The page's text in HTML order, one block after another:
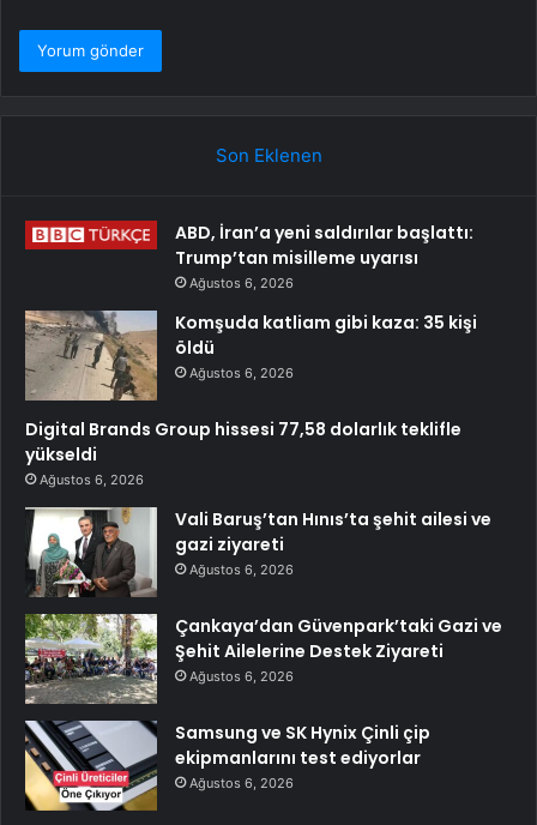
Son Eklenen
ABD, İran’a yeni saldırılar başlattı:
Trump’tan misilleme uyarısı
Ağustos 6, 2026
Komşuda katliam gibi kaza: 35 kişi
öldü
Ağustos 6, 2026
Digital Brands Group hissesi 77,58 dolarlık teklifle
yükseldi
Ağustos 6, 2026
Vali Baruş’tan Hınıs’ta şehit ailesi ve
gazi ziyareti
Ağustos 6, 2026
Çankaya’dan Güvenpark’taki Gazi ve
Şehit Ailelerine Destek Ziyareti
Ağustos 6, 2026
Samsung ve SK Hynix Çinli çip
ekipmanlarını test ediyorlar
Ağustos 6, 2026